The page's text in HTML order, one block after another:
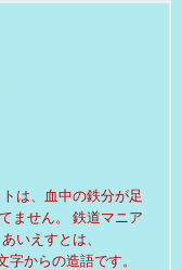
は、血中の鉄分が足
ません。 鉄道マニア
いえすとは、
字からの造語です。